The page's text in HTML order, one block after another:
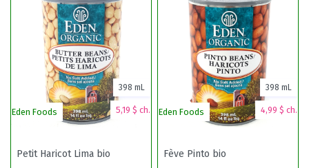
Eden Foods 5,19 $ ch.
398 mL
Petit Haricot Lima bio
Eden Foods 4,99 $ ch.
398 mL
Fève Pinto bio